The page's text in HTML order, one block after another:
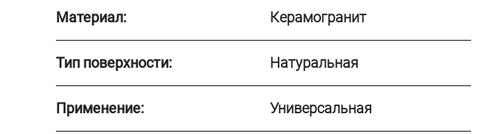
Материал: Керамогранит
Тип поверхности: Натуральная
Применение: Универсальная